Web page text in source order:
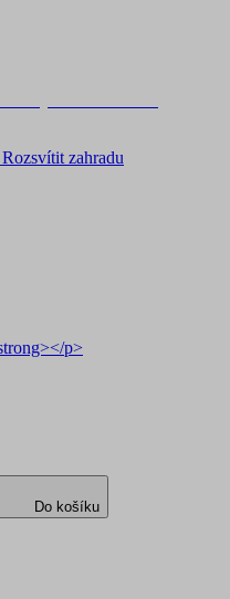
Rozsvítit zahradu
Do košíku